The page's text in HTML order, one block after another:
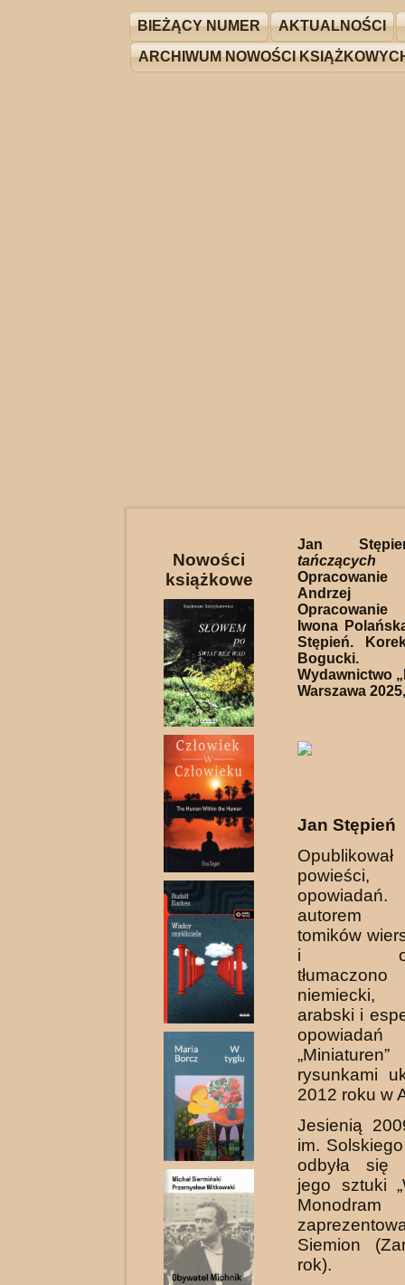
BIEŻĄCY NUMER AKTUALNOŚCI
ARCHIWUM NOWOŚCI
Nowości
książkowe
Jan
Andrzej
Iwona
Stępień.
Bogucki.
Wydawnictwo
Warszawa
Jan Stępień
autorem
tomików
i
niemiecki,
arabski i
rysunkami
2012 roku w
Jesienią
im.
odbyła się
jego sztuki
Siemion
rok).